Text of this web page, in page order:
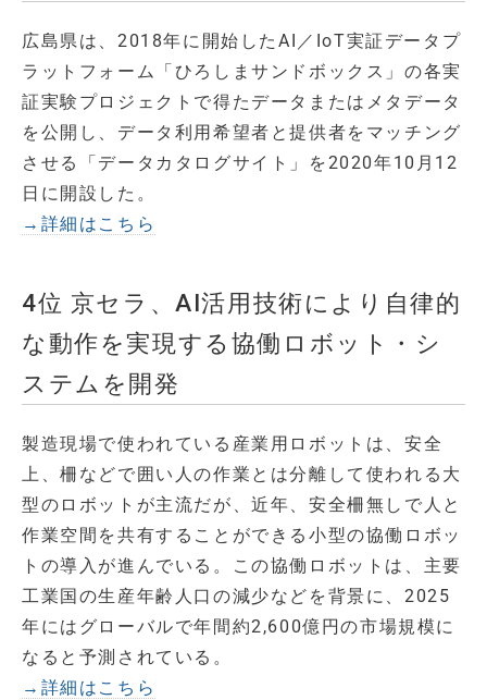
広島県は、2018年に開始したAI／IoT実証データプ
ラットフォーム「ひろしまサンドボックス」の各実
証実験プロジェクトで得たデータまたはメタデータ
を公開し、データ利用希望者と提供者をマッチング
させる「データカタログサイト」を2020年10月12
日に開設した。
→詳細はこちら
4位 京セラ、AI活用技術により自律的
な動作を実現する協働ロボット・シ
ステムを開発
製造現場で使われている産業用ロボットは、安全
上、柵などで囲い人の作業とは分離して使われる大
型のロボットが主流だが、近年、安全柵無しで人と
作業空間を共有することができる小型の協働ロボッ
トの導入が進んでいる。この協働ロボットは、主要
工業国の生産年齢人口の減少などを背景に、2025
年にはグローバルで年間約2,600億円の市場規模に
なると予測されている。
→詳細はこちら